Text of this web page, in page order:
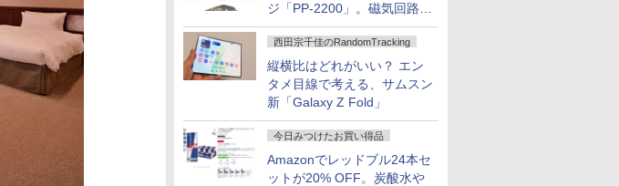
ジ「PP-2200」。磁気回路や
ハウジングを根本から見直し
西田宗千佳のRandomTracking
縦横比はどれがいい？ エン
タメ目線で考える、サムスン
新「Galaxy Z Fold」
今日みつけたお買い得品
Amazonでレッドブル24本セ
ットが20% OFF。炭酸水や